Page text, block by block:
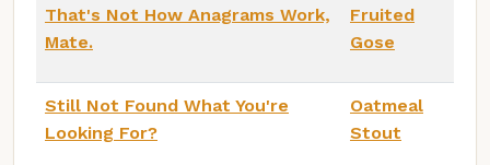
That's Not How Anagrams Work,
Mate.
Fruited
Gose
Still Not Found What You're
Looking For?
Oatmeal
Stout